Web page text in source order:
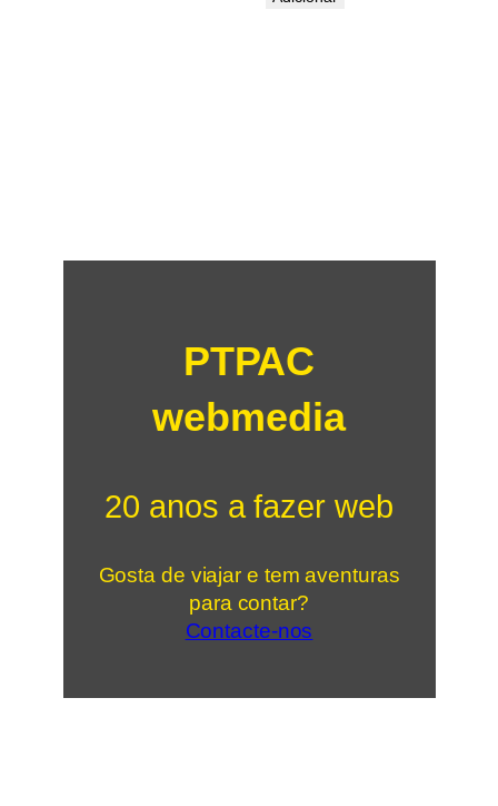
PTPAC
webmedia
20 anos a fazer web
Gosta de viajar e tem aventuras
para contar?
Contacte-nos